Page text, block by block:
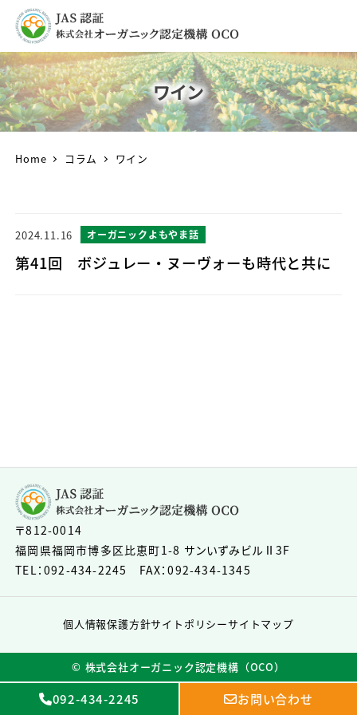
ワイン
Home コラム ワイン
第41回 ボジュレー・ヌーヴォーも時代と共に
2024.11.16 オーガニックよもやま話
〒812-0014
福岡県福岡市博多区比恵町1-8 サンいずみビルⅡ3F
TEL：092-434-2245 FAX：092-434-1345
個人情報保護方針サイトポリシーサイトマップ
©︎ 株式会社オーガニック認定機構（OCO）
092-434-2245 お問い合わせ